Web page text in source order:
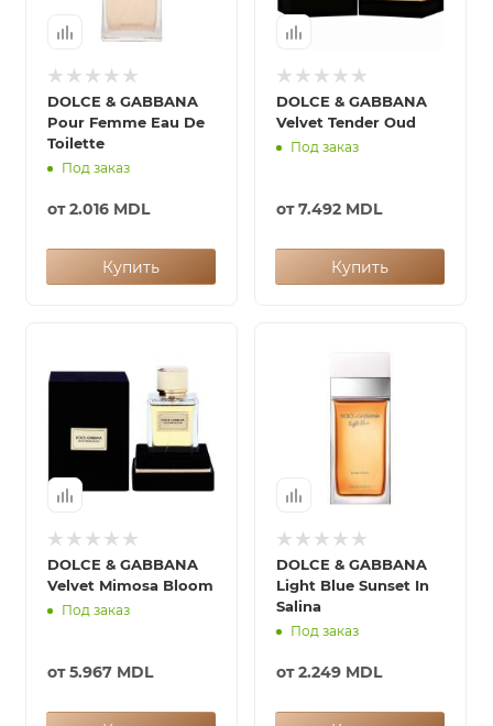
DOLCE & GABBANA
Pour Femme Eau De
Toilette
Под заказ
от2.016 MDL
Купить
DOLCE & GABBANA
Velvet Tender Oud
Под заказ
от7.492 MDL
Купить
DOLCE & GABBANA
Velvet Mimosa Bloom
Под заказ
от5.967 MDL
DOLCE & GABBANA
Light Blue Sunset In
Salina
Под заказ
от2.249 MDL